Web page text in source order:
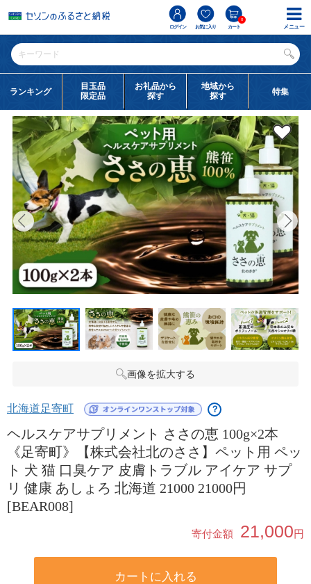
ログイン お気に入り カート
0
ランキング
目玉品
限定品
お礼品から
探す
地域から
探す
特集
画像を拡大する
北海道足寄町 ？
ヘルスケアサプリメント ささの恵 100g×2本
《足寄町》【株式会社北のささ】ペット用 ペッ
ト 犬 猫 口臭ケア 皮膚トラブル アイケア サプ
リ 健康 あしょろ 北海道 21000 21000円
[BEAR008]
寄付金額 21,000円
カートに入れる
メニュー